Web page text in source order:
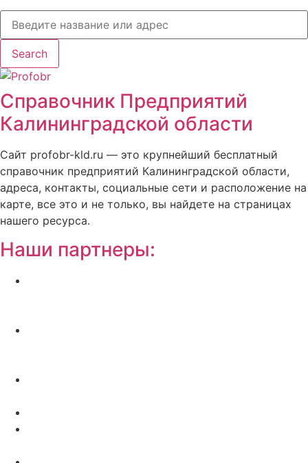
Search
Справочник Предприятий
Калининградской области
Сайт profobr-kld.ru — это крупнейший бесплатный
справочник предприятий Калининградской области,
адреса, контакты, социальные сети и расположение на
карте, все это и не только, вы найдете на страницах
нашего ресурса.
Наши партнеры: